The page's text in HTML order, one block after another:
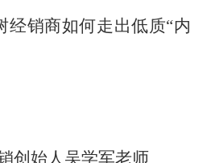
经销商如何走出低质“内
创始人吴学军老师